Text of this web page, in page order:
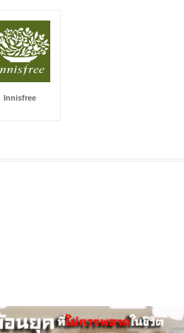
Innisfree